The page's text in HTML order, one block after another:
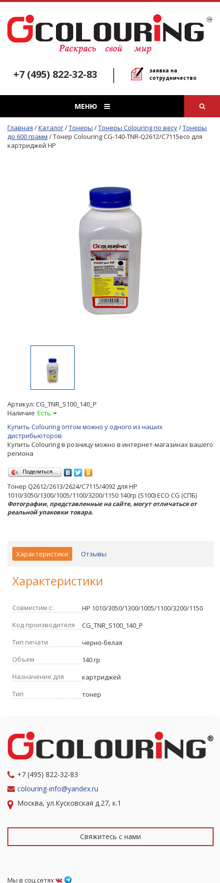
+7 (495) 822-32-83
заявка на
сотрудничество
МЕНЮ
Главная /Каталог/Тонеры /Тонеры Colouring по весу/Тонеры
до 600 грамм /Тонер Colouring CG-140-TNR-Q2612/C7115eco для
картриджей HP
Артикул: CG_TNR_S100_140_P
Наличие Есть
Купить Colouring оптом можно у одного из наших
дистрибьюторов
Купить Colouring в розницу можно в интернет-магазинах вашего
региона
Поделиться…
Тонер Q2612/2613/2624/C7115/4092 для HP
1010/3050/1300/1005/1100/3200/1150 140гр (S100) ECO CG (СПБ)
Фотографии, представленные на сайте, могут отличаться от
реальной упаковки товара.
Характеристики Отзывы
Характеристики
Совместим с:
HP 1010/3050/1300/1005/1100/3200/1150
Код производителя
CG_TNR_S100_140_P
Тип печати
черно-белая
Объем
140 гр
Назначение для
картриджей
Тип
тонер
+7 (495) 822-32-83
colouring-info@yandex.ru
Москва, ул.Кусковская д.27, к.1
Свяжитесь с нами
Мы в соц.сетях